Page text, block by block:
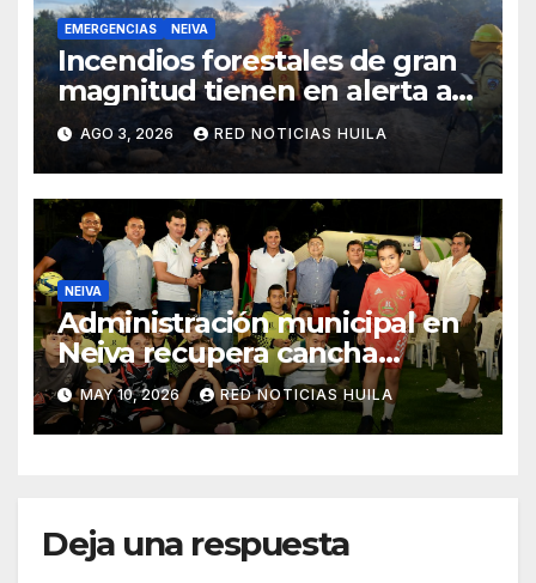
EMERGENCIAS NEIVA
Incendios forestales de gran
magnitud tienen en alerta a
los neivanos. Autoridades
piden denunciar quemas
AGO 3, 2026 RED NOTICIAS HUILA
NEIVA
Administración municipal en
Neiva recupera cancha
sintética de Las Brisas
MAY 10, 2026 RED NOTICIAS HUILA
Deja una respuesta